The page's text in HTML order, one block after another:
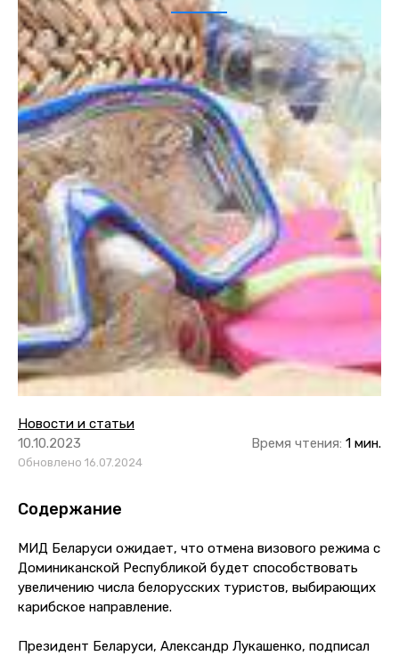
Новости и статьи
10.10.2023
Обновлено 16.07.2024
Время чтения: 1 мин.
Содержание
МИД Беларуси ожидает, что отмена визового режима с
Доминиканской Республикой будет способствовать
увеличению числа белорусских туристов, выбирающих
карибское направление.
Президент Беларуси, Александр Лукашенко, подписал